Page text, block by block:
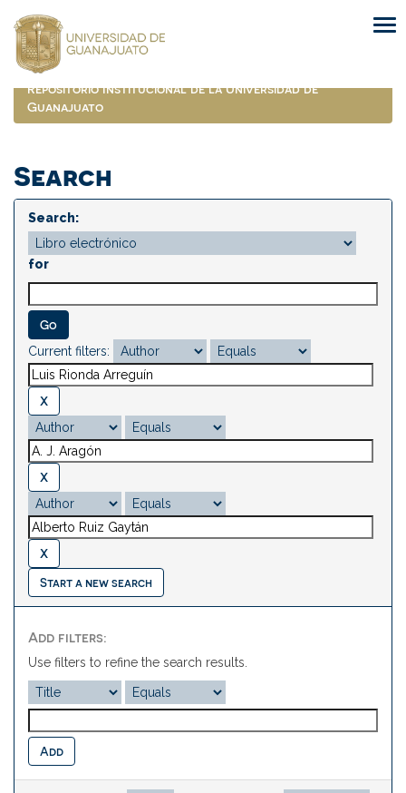
navigation
Repositorio Institucional de la Universidad de
Guanajuato
Search
Search:
for
Current filters:
Start a new search
Add filters:
Use filters to refine the search results.